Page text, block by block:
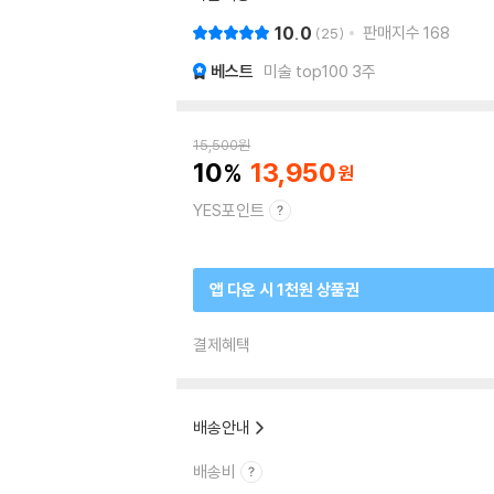
10.0 25 판매지수 168
베스트 미술 top100 3주
15,500원
10 13,950
YES포인트
앱 다운 시 1천원 상품권
결제혜택
배송안내
배송비